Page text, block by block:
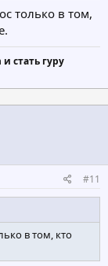
только в том,
стать гуру
#11
в том, кто